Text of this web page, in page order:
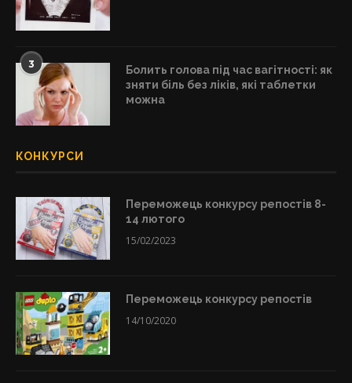
3
Болить голова під час вагітності: як
зняти біль без ліків, які таблетки
можна
КОНКУРСИ
Переможець конкурсу репостів 8-
14 лютого
15/02/2023
Переможець конкурсу репостів
14/10/2020